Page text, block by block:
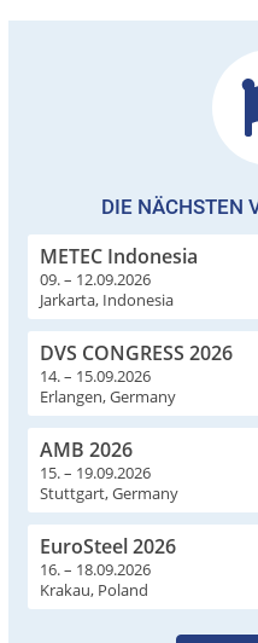
DIE NÄCHSTEN
METEC Indonesia
09. – 12.09.2026
Jarkarta, Indonesia
DVS CONGRESS 2026
14. – 15.09.2026
Erlangen, Germany
AMB 2026
15. – 19.09.2026
Stuttgart, Germany
EuroSteel 2026
16. – 18.09.2026
Krakau, Poland